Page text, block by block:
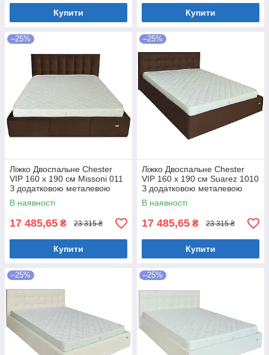
Купити Купити
–25%
Ліжко Двоспальне Chester
VIP 160 х 190 см Missoni 011
З додатковою металевою
цільнозварною рамою
Темно-коричневий
В наявності
17 485,65 ₴ 23 315 ₴
Купити
–25%
Ліжко Двоспальне Chester
VIP 160 х 190 см Suarez 1010
З додатковою металевою
цільнозварною рамою
Коричневий
В наявності
17 485,65 ₴ 23 315 ₴
Купити
–25% –25%